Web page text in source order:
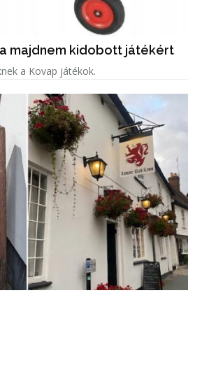
majdnem kidobott játékért
a Kovap játékok.